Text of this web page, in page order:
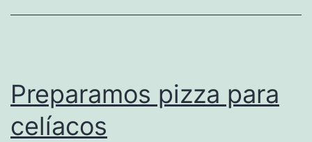
Preparamos pizza para
celíacos